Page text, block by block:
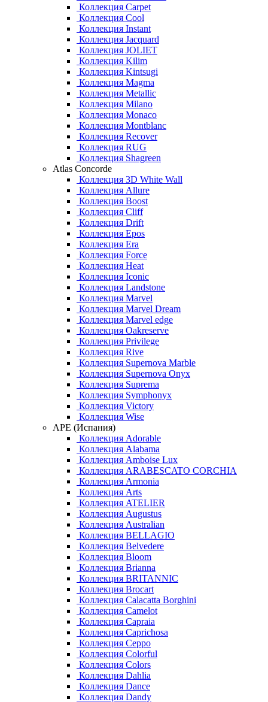
Коллекция Carpet
Коллекция Cool
Коллекция Instant
Коллекция Jacquard
Коллекция JOLIET
Коллекция Kilim
Коллекция Kintsugi
Коллекция Magma
Коллекция Metallic
Коллекция Milano
Коллекция Monaco
Коллекция Montblanc
Коллекция Recover
Коллекция RUG
Коллекция Shagreen
Atlas Concorde
Коллекция 3D White Wall
Коллекция Allure
Коллекция Boost
Коллекция Cliff
Коллекция Drift
Коллекция Epos
Коллекция Era
Коллекция Force
Коллекция Heat
Коллекция Iconic
Коллекция Landstone
Коллекция Marvel
Коллекция Marvel Dream
Коллекция Marvel edge
Коллекция Oakreserve
Коллекция Privilege
Коллекция Rive
Коллекция Supernova Marble
Коллекция Supernova Onyx
Коллекция Suprema
Коллекция Symphonyx
Коллекция Victory
Коллекция Wise
APE (Испания)
Коллекция Adorable
Коллекция Alabama
Коллекция Amboise Lux
Коллекция ARABESCATO CORCHIA
Коллекция Armonia
Коллекция Arts
Коллекция ATELIER
Коллекция Augustus
Коллекция Australian
Коллекция BELLAGIO
Коллекция Belvedere
Коллекция Bloom
Коллекция Brianna
Коллекция BRITANNIC
Коллекция Brocart
Коллекция Calacatta Borghini
Коллекция Camelot
Коллекция Capraia
Коллекция Caprichosa
Коллекция Ceppo
Коллекция Colorful
Коллекция Colors
Коллекция Dahlia
Коллекция Dance
Коллекция Dandy